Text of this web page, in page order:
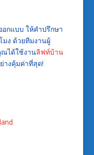
กแบบ ให้คำปรึกษา
ง ด้วยทีมงานผู้
ได้ใช้งานลิฟท์บ้าน
างคุ้มค่าที่สุด!